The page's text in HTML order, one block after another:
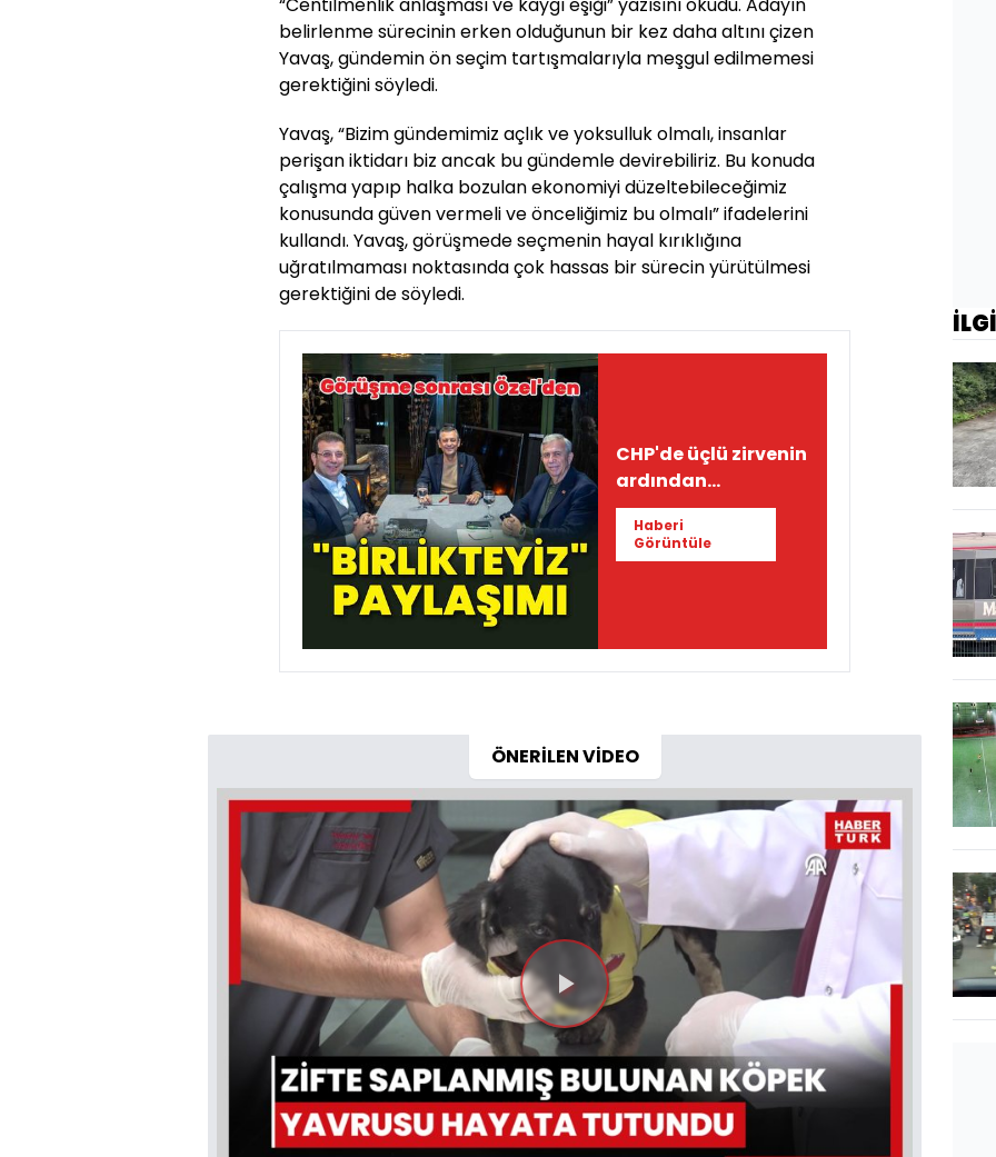
“Centilmenlik anlaşması ve kaygı eşiği” yazısını okudu. Adayın
belirlenme sürecinin erken olduğunun bir kez daha altını çizen
Yavaş, gündemin ön seçim tartışmalarıyla meşgul edilmemesi
gerektiğini söyledi.
Yavaş, “Bizim gündemimiz açlık ve yoksulluk olmalı, insanlar
perişan iktidarı biz ancak bu gündemle devirebiliriz. Bu konuda
çalışma yapıp halka bozulan ekonomiyi düzeltebileceğimiz
konusunda güven vermeli ve önceliğimiz bu olmalı” ifadelerini
kullandı. Yavaş, görüşmede seçmenin hayal kırıklığına
uğratılmaması noktasında çok hassas bir sürecin yürütülmesi
gerektiğini de söyledi.
CHP'de üçlü zirvenin
ardından
"Birlikteyiz" mesajı
Haberi
Görüntüle
ÖNERİLEN VİDEO
Videoyu
Oynat